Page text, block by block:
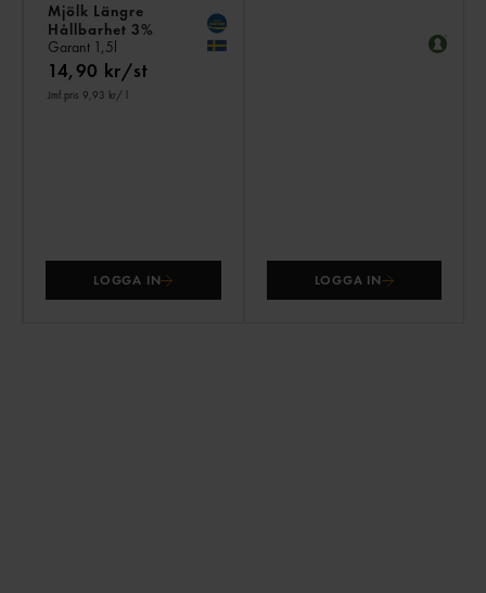
Mjölk Längre
Hållbarhet 3%
Garant 1,5l
14,90 kr/st
Jmf.pris 9,93 kr/ l
LOGGA IN LOGGA IN